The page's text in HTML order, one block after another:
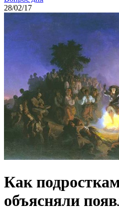
28/02/17
Как
объясняли